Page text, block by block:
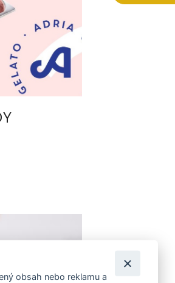
obsah nebo reklamu a